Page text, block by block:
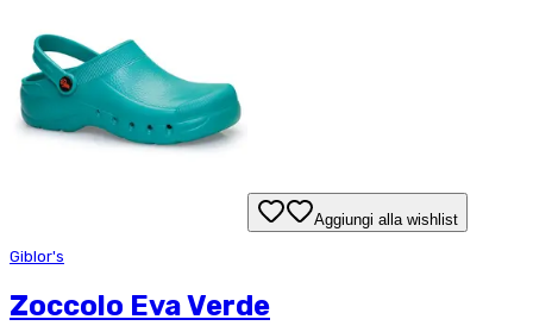
Aggiungi alla wishlist
Giblor's
Zoccolo Eva Verde